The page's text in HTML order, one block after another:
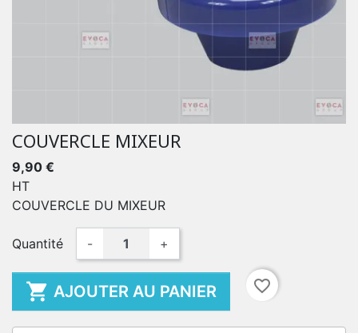
COUVERCLE MIXEUR
9,90 €
HT
COUVERCLE DU MIXEUR
Quantité - +
 AJOUTER AU PANIER favorite_border